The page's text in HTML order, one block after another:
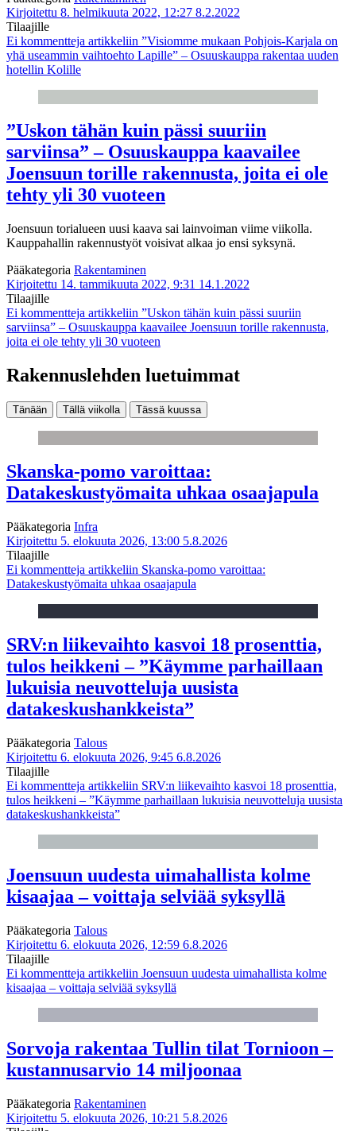
Kirjoitettu 8. helmikuuta 2022, 12:27 8.2.2022
Tilaajille
Ei kommentteja artikkeliin ”Visiomme mukaan Pohjois-Karjala on
yhä useammin vaihtoehto Lapille” – Osuuskauppa rakentaa uuden
hotellin Kolille
”Uskon tähän kuin pässi suuriin
sarviinsa” – Osuuskauppa kaavailee
Joensuun torille rakennusta, joita ei ole
tehty yli 30 vuoteen
Joensuun torialueen uusi kaava sai lainvoiman viime viikolla.
Kauppahallin rakennustyöt voisivat alkaa jo ensi syksynä.
Pääkategoria Rakentaminen
Kirjoitettu 14. tammikuuta 2022, 9:31 14.1.2022
Tilaajille
Ei kommentteja artikkeliin ”Uskon tähän kuin pässi suuriin
sarviinsa” – Osuuskauppa kaavailee Joensuun torille rakennusta,
joita ei ole tehty yli 30 vuoteen
Rakennuslehden luetuimmat
Tänään Tällä viikolla Tässä kuussa
Skanska-pomo varoittaa:
Datakeskustyömaita uhkaa osaajapula
Pääkategoria Infra
Kirjoitettu 5. elokuuta 2026, 13:00 5.8.2026
Tilaajille
Ei kommentteja artikkeliin Skanska-pomo varoittaa:
Datakeskustyömaita uhkaa osaajapula
SRV:n liikevaihto kasvoi 18 prosenttia,
tulos heikkeni – ”Käymme parhaillaan
lukuisia neuvotteluja uusista
datakeskushankkeista”
Pääkategoria Talous
Kirjoitettu 6. elokuuta 2026, 9:45 6.8.2026
Tilaajille
Ei kommentteja artikkeliin SRV:n liikevaihto kasvoi 18 prosenttia,
tulos heikkeni – ”Käymme parhaillaan lukuisia neuvotteluja uusista
datakeskushankkeista”
Joensuun uudesta uimahallista kolme
kisaajaa – voittaja selviää syksyllä
Pääkategoria Talous
Kirjoitettu 6. elokuuta 2026, 12:59 6.8.2026
Tilaajille
Ei kommentteja artikkeliin Joensuun uudesta uimahallista kolme
kisaajaa – voittaja selviää syksyllä
Sorvoja rakentaa Tullin tilat Tornioon –
kustannusarvio 14 miljoonaa
Pääkategoria Rakentaminen
Kirjoitettu 5. elokuuta 2026, 10:21 5.8.2026